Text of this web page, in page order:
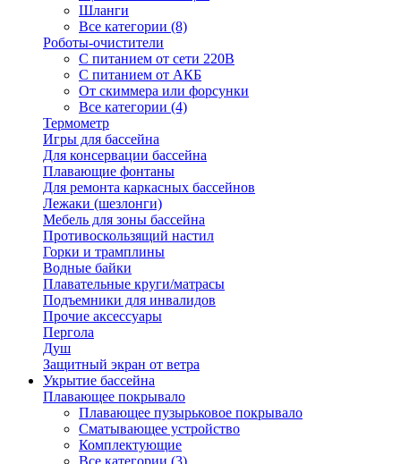
Шланги
Все категории (8)
Роботы-очистители
С питанием от сети 220В
С питанием от АКБ
От скиммера или форсунки
Все категории (4)
Термометр
Игры для бассейна
Для консервации бассейна
Плавающие фонтаны
Для ремонта каркасных бассейнов
Лежаки (шезлонги)
Мебель для зоны бассейна
Противоскользящий настил
Горки и трамплины
Водные байки
Плавательные круги/матрасы
Подъемники для инвалидов
Прочие аксессуары
Пергола
Душ
Защитный экран от ветра
Укрытие бассейна
Плавающее покрывало
Плавающее пузырьковое покрывало
Сматывающее устройство
Комплектующие
Все категории (3)